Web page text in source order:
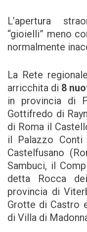
L’apertura
“gioielli” meno
normalmente
La Rete
arricchita di 8
in provincia di
Gottifredo di
di Roma il
il Palazzo
Castelfusano
Sambuci, il
detta Rocca
provincia di
Grotte di Castro
di Villa di